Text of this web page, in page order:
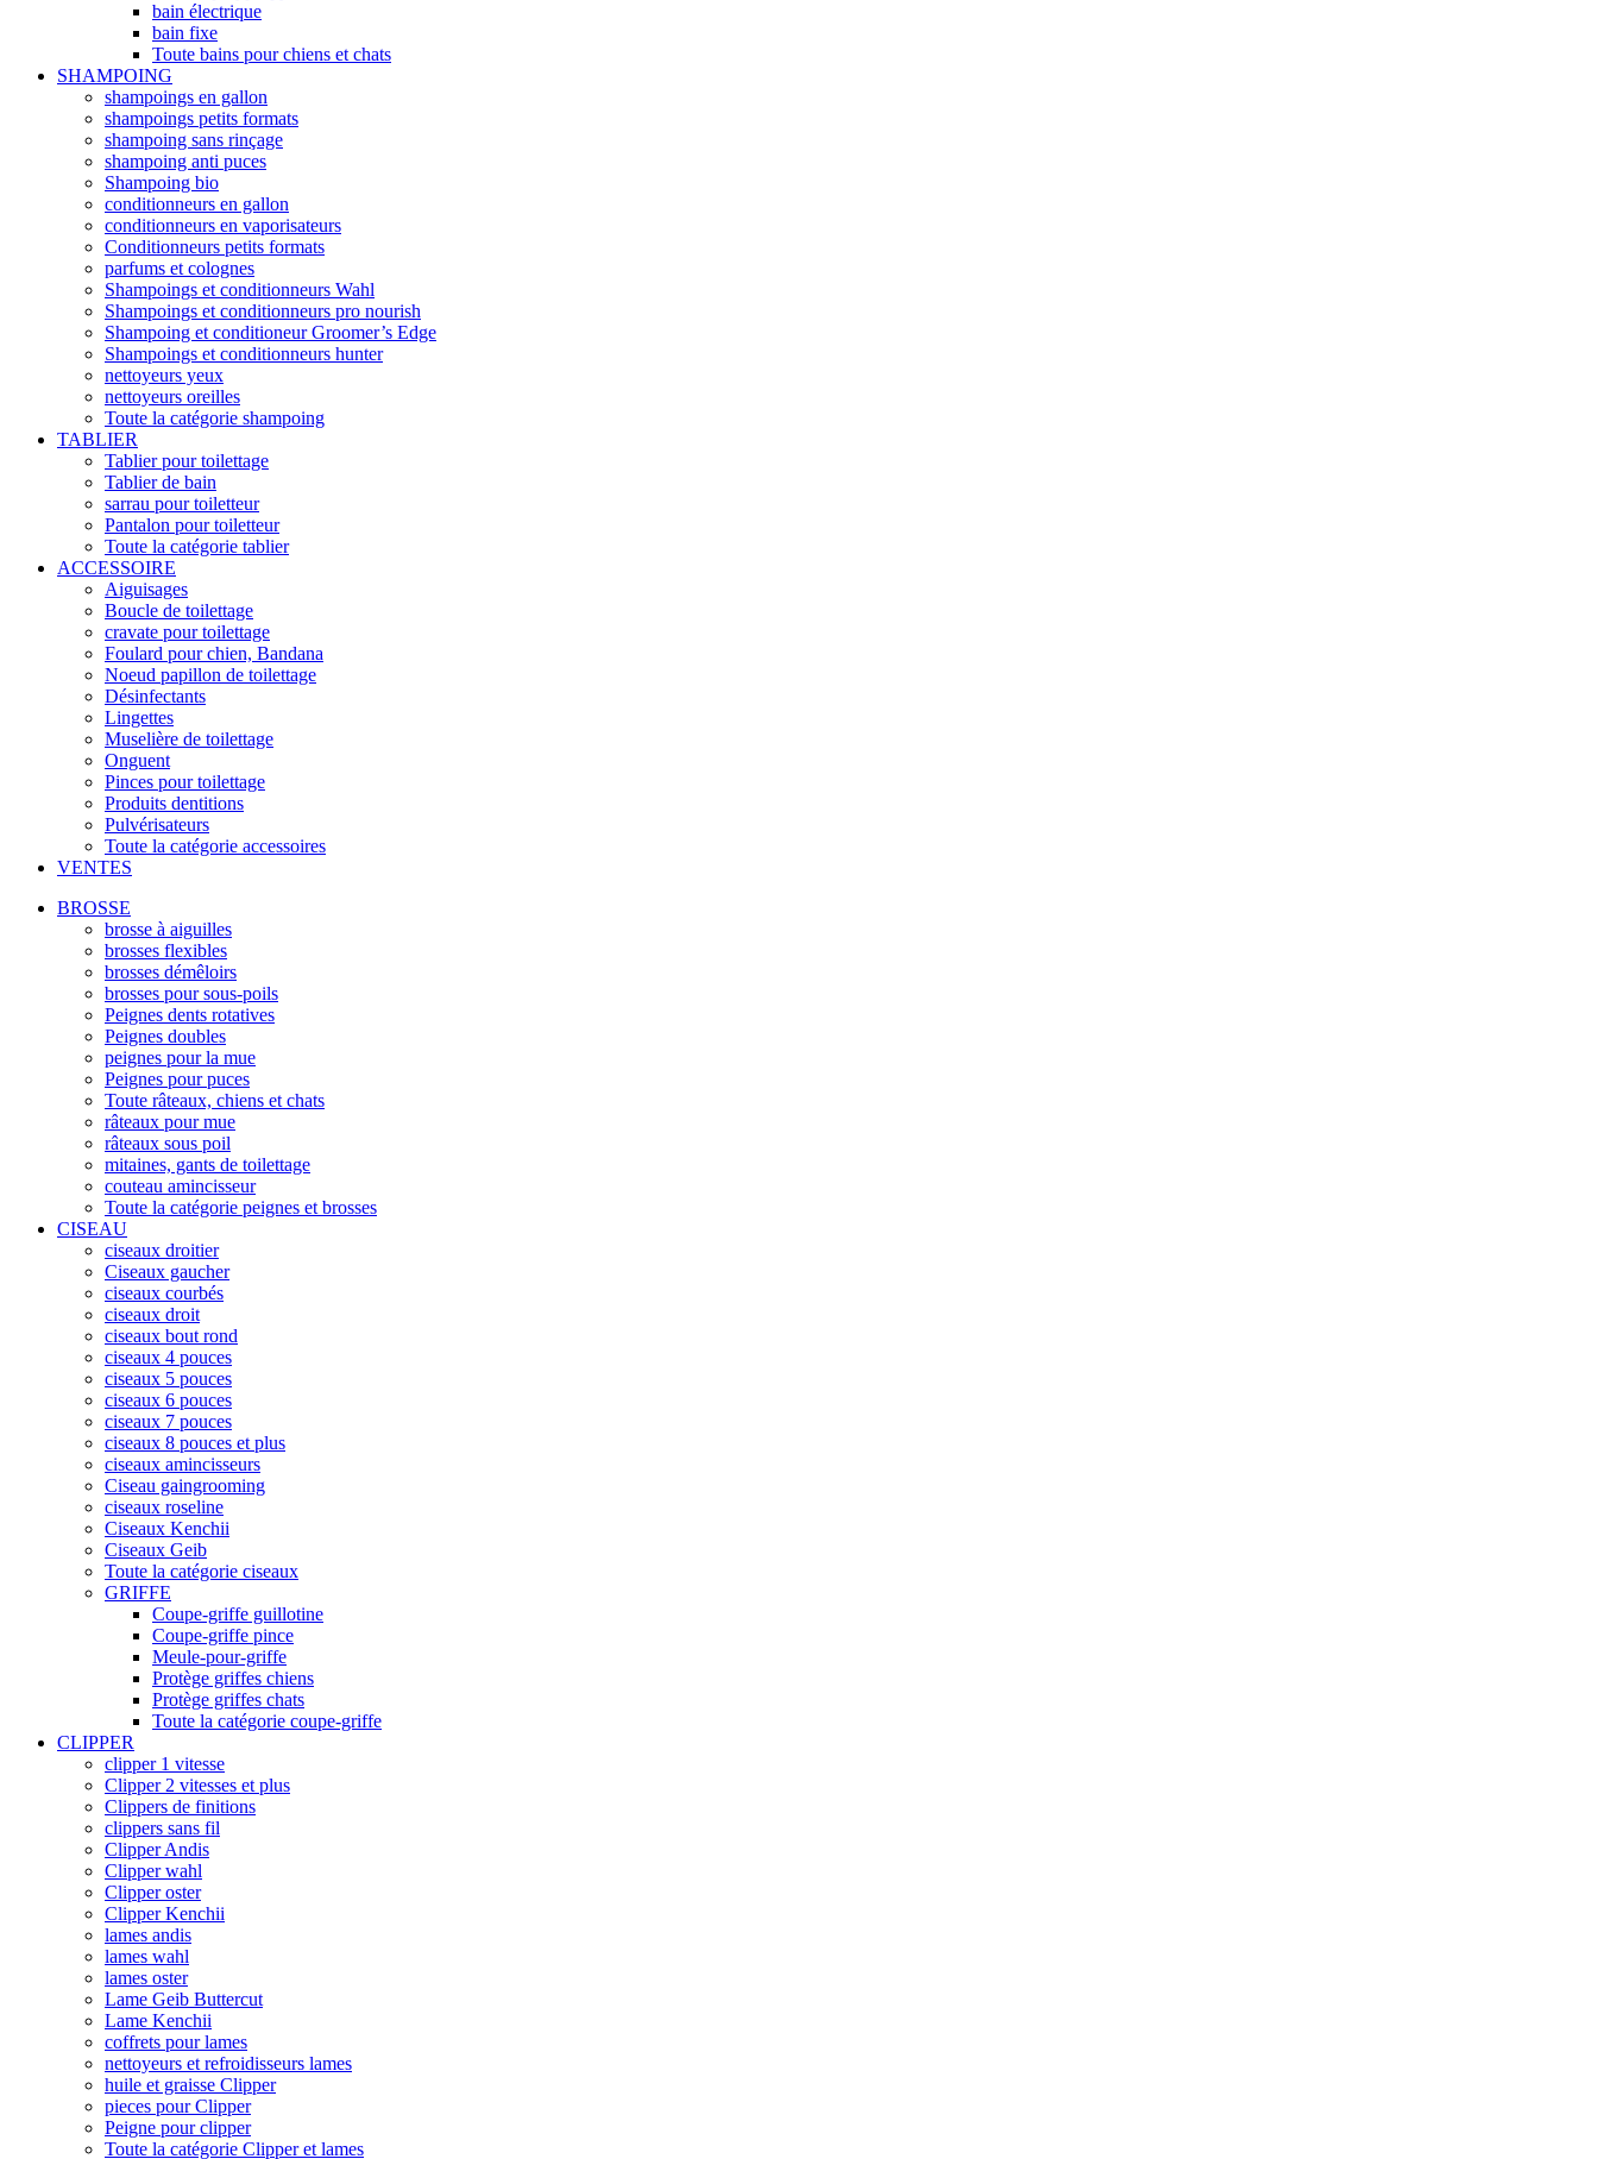
bain électrique
bain fixe
Toute bains pour chiens et chats
SHAMPOING
shampoings en gallon
shampoings petits formats
shampoing sans rinçage
shampoing anti puces
Shampoing bio
conditionneurs en gallon
conditionneurs en vaporisateurs
Conditionneurs petits formats
parfums et colognes
Shampoings et conditionneurs Wahl
Shampoings et conditionneurs pro nourish
Shampoing et conditioneur Groomer’s Edge
Shampoings et conditionneurs hunter
nettoyeurs yeux
nettoyeurs oreilles
Toute la catégorie shampoing
TABLIER
Tablier pour toilettage
Tablier de bain
sarrau pour toiletteur
Pantalon pour toiletteur
Toute la catégorie tablier
ACCESSOIRE
Aiguisages
Boucle de toilettage
cravate pour toilettage
Foulard pour chien, Bandana
Noeud papillon de toilettage
Désinfectants
Lingettes
Muselière de toilettage
Onguent
Pinces pour toilettage
Produits dentitions
Pulvérisateurs
Toute la catégorie accessoires
VENTES
BROSSE
brosse à aiguilles
brosses flexibles
brosses démêloirs
brosses pour sous-poils
Peignes dents rotatives
Peignes doubles
peignes pour la mue
Peignes pour puces
Toute râteaux, chiens et chats
râteaux pour mue
râteaux sous poil
mitaines, gants de toilettage
couteau amincisseur
Toute la catégorie peignes et brosses
CISEAU
ciseaux droitier
Ciseaux gaucher
ciseaux courbés
ciseaux droit
ciseaux bout rond
ciseaux 4 pouces
ciseaux 5 pouces
ciseaux 6 pouces
ciseaux 7 pouces
ciseaux 8 pouces et plus
ciseaux amincisseurs
Ciseau gaingrooming
ciseaux roseline
Ciseaux Kenchii
Ciseaux Geib
Toute la catégorie ciseaux
GRIFFE
Coupe-griffe guillotine
Coupe-griffe pince
Meule-pour-griffe
Protège griffes chiens
Protège griffes chats
Toute la catégorie coupe-griffe
CLIPPER
clipper 1 vitesse
Clipper 2 vitesses et plus
Clippers de finitions
clippers sans fil
Clipper Andis
Clipper wahl
Clipper oster
Clipper Kenchii
lames andis
lames wahl
lames oster
Lame Geib Buttercut
Lame Kenchii
coffrets pour lames
nettoyeurs et refroidisseurs lames
huile et graisse Clipper
pieces pour Clipper
Peigne pour clipper
Toute la catégorie Clipper et lames